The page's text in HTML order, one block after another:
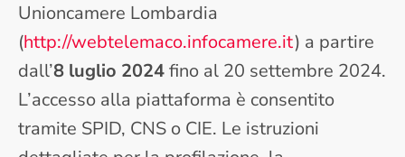
Unioncamere Lombardia
(http://webtelemaco.infocamere.it) a partire
dall’8 luglio 2024fino al 20 settembre 2024.
L’accesso alla piattaforma è consentito
tramite SPID, CNS o CIE. Le istruzioni